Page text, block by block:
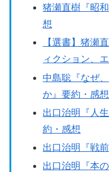
猪瀬直樹『昭
想
【選書】猪瀬
ィクション、
中島聡『なぜ
か』要約・感想
出口治明『人
約・感想
出口治明『戦
出口治明『本